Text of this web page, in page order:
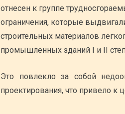
отнесен к группе
ограничения, которые
строительных материалов
промышленных зданий I и II
Это повлекло за собой
проектирования, что привело